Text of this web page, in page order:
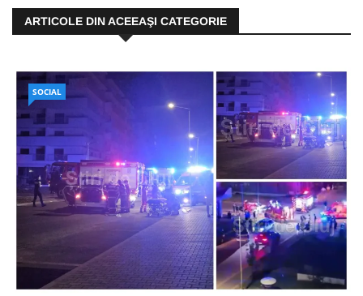
ARTICOLE DIN ACEEAŞI CATEGORIE
SOCIAL